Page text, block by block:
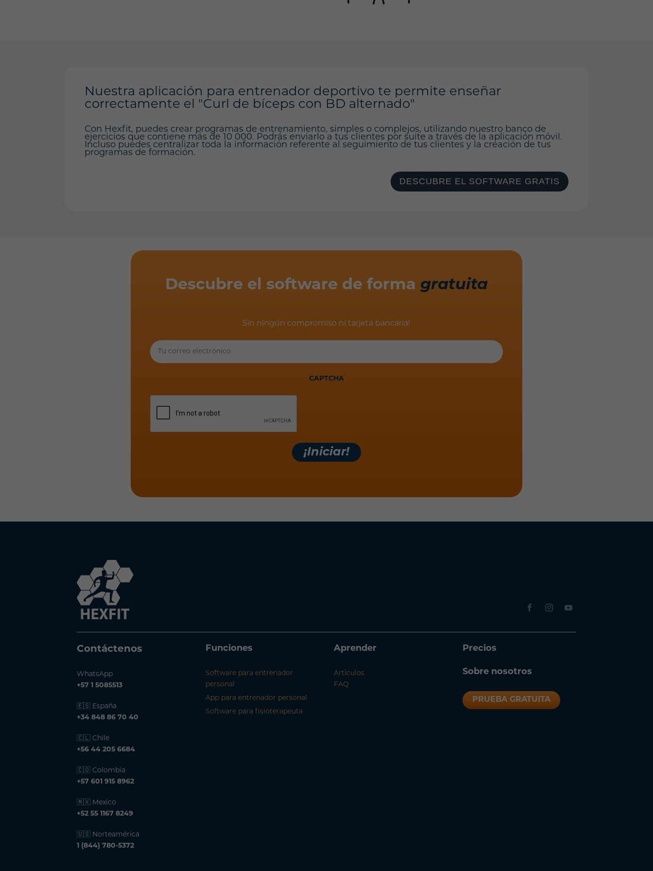
Nuestra aplicación para entrenador deportivo te permite enseñar
correctamente el "Curl de bíceps con BD alternado"
Con Hexfit, puedes crear programas de entrenamiento, simples o complejos, utilizando nuestro banco de
ejercicios que contiene más de 10 000. Podrás enviarlo a tus clientes por suite a través de la aplicación móvil.
Incluso puedes centralizar toda la información referente al seguimiento de tus clientes y la creación de tus
programas de formación.
DESCUBRE EL SOFTWARE GRATIS
Descubre el software de forma gratuita
Sin ningún compromiso ni tarjeta bancaria!
electrónico
CAPTCHA
Contáctenos
WhatsApp
+57 1 5085513
🇪🇸 España
+34 848 86 70 40
🇨🇱 Chile
+56 44 205 6684
🇨🇴 Colombia
+57 601 915 8962
🇲🇽 Mexico
+52 55 1167 8249
🇺🇸 Norteamérica
1 (844) 780-5372
Funciones
Software para entrenador
personal
App para entrenador personal
Software para fisioterapeuta
Aprender
Articulos
FAQ
Precios
Sobre nosotros
PRUEBA GRATUITA